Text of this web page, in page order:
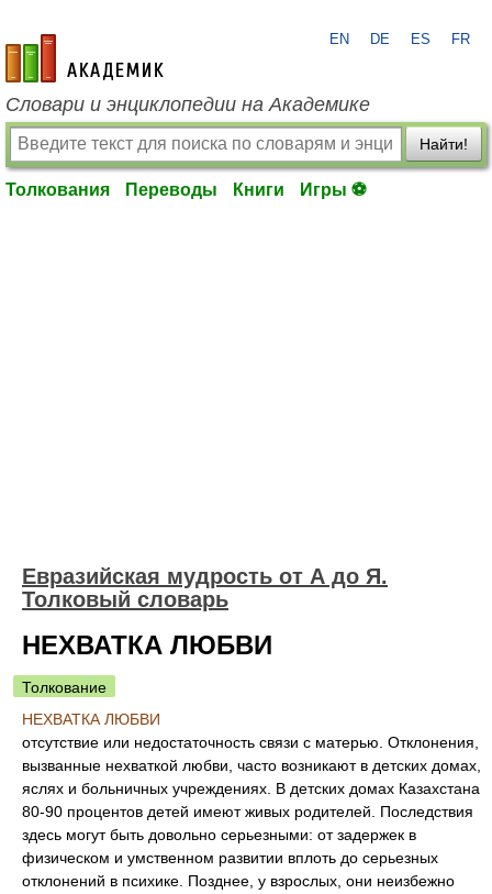
academic.ru
EN DE ES FR
Словари и энциклопедии на Академике
Найти!
Толкования Переводы Книги Игры ⚽
Евразийская мудрость от А до Я.
Толковый словарь
НЕХВАТКА ЛЮБВИ
Толкование
НЕХВАТКА ЛЮБВИ
отсутствие или недостаточность связи с матерью. Отклонения,
вызванные нехваткой любви, часто возникают в детских домах,
яслях и больничных учреждениях. В детских домах Казахстана
80-90 процентов детей имеют живых родителей. Последствия
здесь могут быть довольно серьезными: от задержек в
физическом и умственном развитии вплоть до серьезных
отклонений в психике. Позднее, у взрослых, они неизбежно